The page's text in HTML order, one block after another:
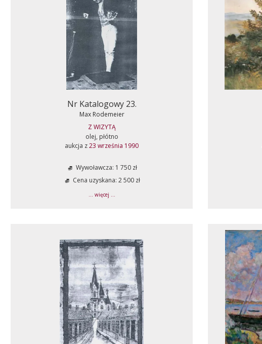
Nr Katalogowy 23.
Max Rodemeier
Z WIZYTĄ
olej, płótno
aukcja z23 września 1990
Wywoławcza: 1 750 zł
Cena uzyskana: 2 500 zł
... więcej ...